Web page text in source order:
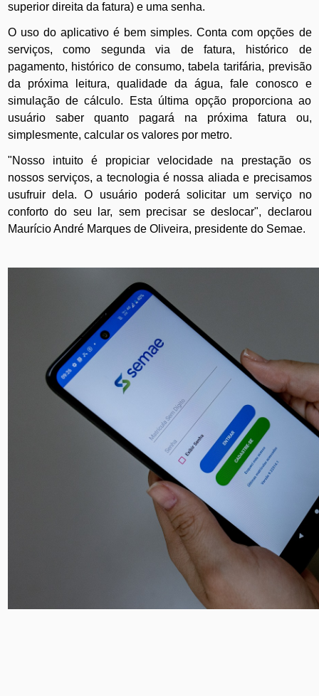
superior direita da fatura) e uma senha.
O uso do aplicativo é bem simples. Conta com opções de
serviços, como segunda via de fatura, histórico de
pagamento, histórico de consumo, tabela tarifária, previsão
da próxima leitura, qualidade da água, fale conosco e
simulação de cálculo. Esta última opção proporciona ao
usuário saber quanto pagará na próxima fatura ou,
simplesmente, calcular os valores por metro.
"Nosso intuito é propiciar velocidade na prestação os
nossos serviços, a tecnologia é nossa aliada e precisamos
usufruir dela. O usuário poderá solicitar um serviço no
conforto do seu lar, sem precisar se deslocar", declarou
Maurício André Marques de Oliveira, presidente do Semae.